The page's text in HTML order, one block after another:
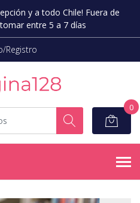
y a todo Chile! Fuera de
entre 5 a 7 días
Registro
0